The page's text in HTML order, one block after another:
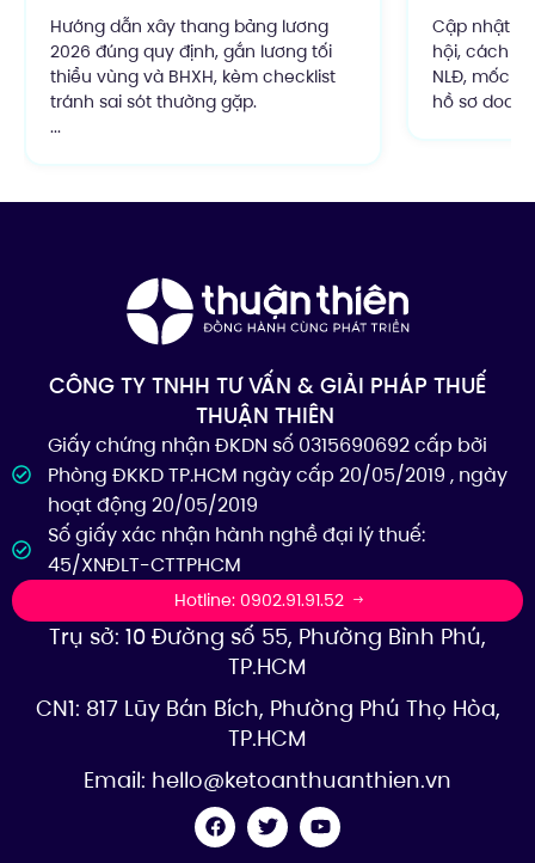
Hướng dẫn xây thang bảng lương
2026 đúng quy định, gắn lương tối
thiểu vùng và BHXH, kèm checklist
tránh sai sót thường gặp.
...
Cập nhật
hội, cách
NLĐ, mốc
hồ sơ
CÔNG TY TNHH TƯ VẤN & GIẢI PHÁP THUẾ
THUẬN THIÊN
Giấy chứng nhận ĐKDN số 0315690692 cấp bởi
Phòng ĐKKD TP.HCM ngày cấp 20/05/2019 , ngày
hoạt động 20/05/2019
Số giấy xác nhận hành nghề đại lý thuế:
45/XNĐLT-CTTPHCM
Hotline: 0902.91.91.52
Trụ sở: 10 Đường số 55, Phường Bình Phú,
TP.HCM
CN1: 817 Lũy Bán Bích, Phường Phú Thọ Hòa,
TP.HCM
Email: hello@ketoanthuanthien.vn